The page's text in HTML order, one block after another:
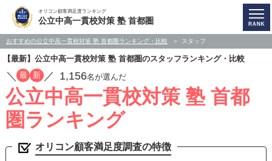
オリコン顧客満足度ランキング
公立中高一貫校対策 塾 首都圏
おすすめの公立中高一貫校対策 塾 首都圏ランキング・比較 スタッフ
【最新】公立中高一貫校対策 塾 首都圏のスタッフランキング・比較
／ 最 新 ／ 1,156名が選んだ
公立中高一貫校対策 塾 首都
圏ランキング
オリコン顧客満足度調査の特徴